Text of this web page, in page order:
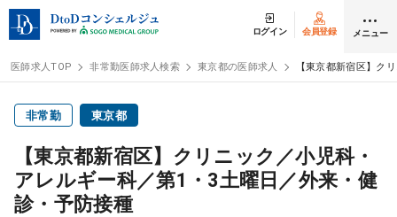
ログイン 会員登録 メニュー
医師求人
医師求人TOP 非常勤医師求人検索 東京都の医師求人 【東京都新宿区】ク
非常勤 東京都
【東京都新宿区】クリニック／小児科・
アレルギー科／第1・3土曜日／外来・健
診・予防接種